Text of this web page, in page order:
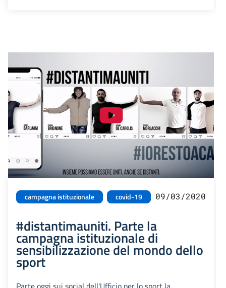
campagna istituzionale covid-19 09/03/2020
#distantimauniti. Parte la
campagna istituzionale di
sensibilizzazione del mondo dello
sport